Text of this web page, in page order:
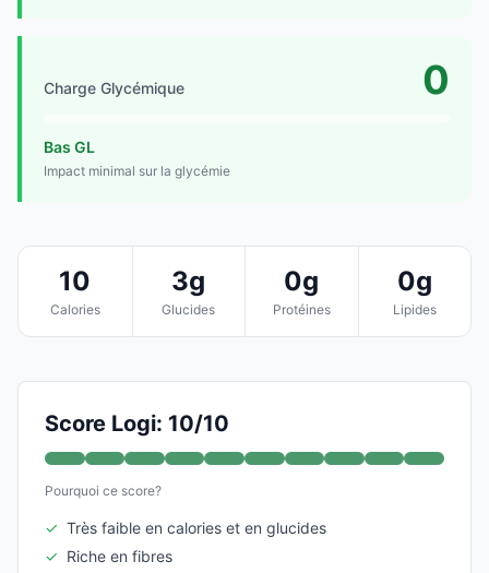
Charge Glycémique 0
Bas GL
Impact minimal sur la glycémie
10
Calories
3g
Glucides
0g
Protéines
0g
Lipides
Score Logi: 10/10
Pourquoi ce score?
✓ Très faible en calories et en glucides
✓ Riche en fibres